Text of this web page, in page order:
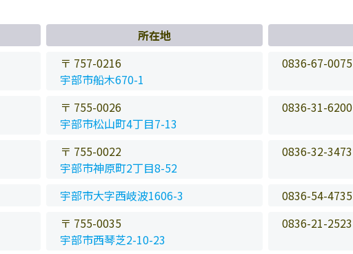
所在地
〒 757-0216
宇部市船木670-1
0836-67-0075
〒 755-0026
宇部市松山町4丁目7-13
0836-31-6200
〒 755-0022
宇部市神原町2丁目8-52
0836-32-3473
宇部市大字西岐波1606-3
0836-54-4735
〒 755-0035
宇部市西琴芝2-10-23
0836-21-2523